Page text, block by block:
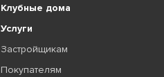
Клубные дома
Услуги
Застройщикам
Покупателям